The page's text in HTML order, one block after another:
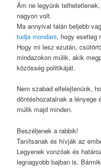
Ám ne legyünk
nagyon volt.
Ma annyival talán beljebb
tudja mondani, hogy esetleg
Hogy mi lesz ezután,
mindazokon múlik, akik
közösség politikáját.
Nem szabad elfelejtenünk,
döntéshozatalnak a lényege
múlik majd minden.
Beszéljenek a rabbik!
Tanítsanak és hívják az
Legyenek vonzóak és
legnagyobb bajban is.